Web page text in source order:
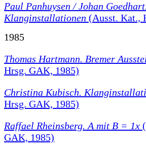
Paul Panhuysen / Johan Goedhart.
Klanginstallationen (Ausst. Kat.,
1985
Thomas Hartmann. Bremer
Hrsg. GAK, 1985)
Christina Kubisch.
Hrsg. GAK, 1985)
Raffael Rheinsberg. A mit B = 1x
GAK, 1985)